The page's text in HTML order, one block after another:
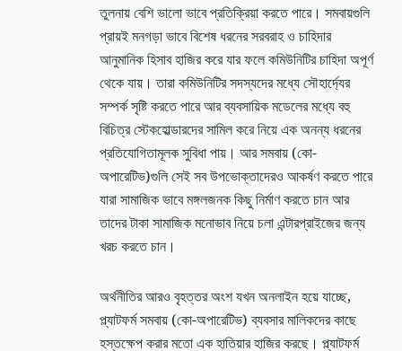
তুলনায় বেশি ভালো ভাবে প্রতিক্রিয়া করতে পারে। সমবায়গুলি
প্রায়ই মনগড়া ভাবে বিশেষ ধরনের সরবরাহ ও চাহিদার
আনুমানিক হিসাব হাজির করে যার ফলে কমিউনিটির চাহিদা অপূর্ণ
থেকে যায়। তারা কমিউনিটির সদস্যদের মধ্যে সৌহার্দ্যের
সম্পর্ক সৃষ্টি করতে পারে আর ব্যবসায়িক মডেলের মধ্যে বহু
বিচিত্র স্টেকহোল্ডারদের সামিল করে নিয়ে এক অনন্য ধরনের
প্রতিযোগিতামূলক সুবিধা পায়। আর সমবায় (কো-
অপারেটিভ)গুলি সেই সব উপভোক্তাদেরও আকর্ষণ করতে পারে
যারা সামাজিক ভাবে মঙ্গলজনক কিছু নির্মাণ করতে চান আর
তাদের টাকা সামাজিক মনোভাব নিয়ে চলা এন্টারপ্রাইজের জন্য
খরচ করতে চান।
অর্থনীতির আরও বৃহত্তর অংশ যখন অনলাইন হয়ে যাচ্ছে,
প্ল্যাটফর্ম সমবায় (কো-অপারেটিভ) ব্যবসার মালিকদের কাছে
হস্তক্ষেপ করার মতো এক হাতিয়ার হাজির করছে। প্ল্যাটফর্ম